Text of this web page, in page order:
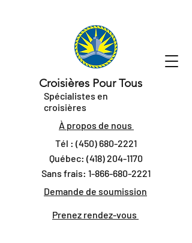
Croisières Pour Tous
Spécialistes en
croisières
À propos de nous
Tél : (450) 680-2221
Québec: (418) 204-1170
Sans frais: 1-866-680-2221
Demande de soumission
Prenez rendez-vous